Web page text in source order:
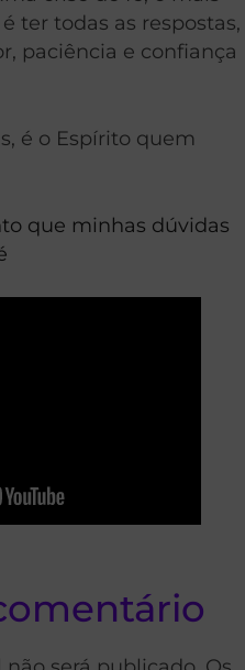
ter todas as respostas,
paciência e confiança
é o Espírito quem
que minhas dúvidas